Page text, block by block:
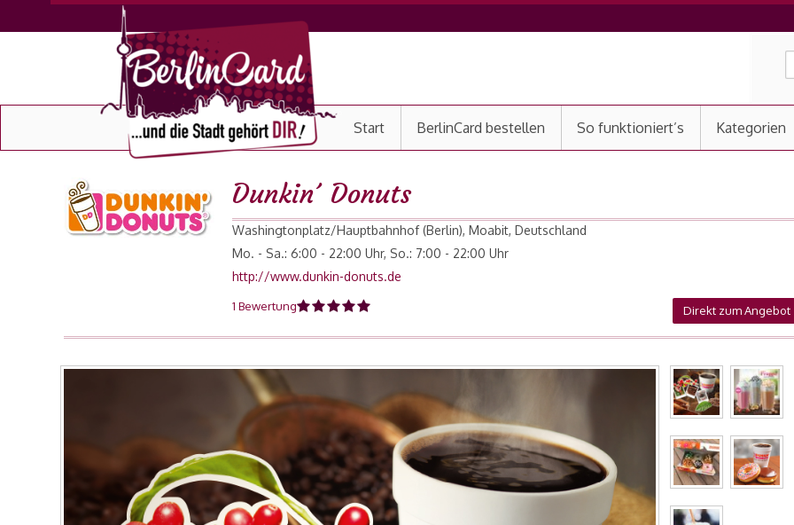
Start BerlinCard bestellen So funktioniert’s Kategorien
Dunkin´ Donuts
Washingtonplatz/Hauptbahnhof (Berlin), Moabit, Deutschland
Mo. - Sa.: 6:00 - 22:00 Uhr, So.: 7:00 - 22:00 Uhr
http://www.dunkin-donuts.de
1 Bewertung Direkt zum Angebot